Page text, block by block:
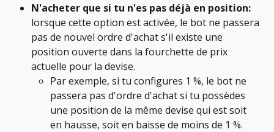
N'acheter que si tu n'es pas déjà en position:
lorsque cette option est activée, le bot ne passera
pas de nouvel ordre d'achat s'il existe une
position ouverte dans la fourchette de prix
actuelle pour la devise.
Par exemple, si tu configures 1 %, le bot ne
passera pas d'ordre d'achat si tu possèdes
une position de la même devise qui est soit
en hausse, soit en baisse de moins de 1 %.